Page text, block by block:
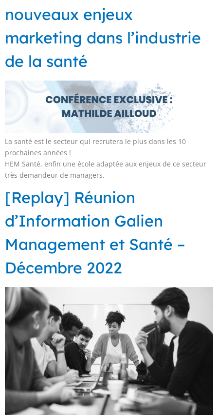
nouveaux enjeux
marketing dans l’industrie
de la santé
La santé est le secteur qui recrutera le plus dans les 10
prochaines années !
HEM Santé, enfin une école adaptée aux enjeux de ce secteur
très demandeur de managers.
[Replay] Réunion
d’Information Galien
Management et Santé –
Décembre 2022